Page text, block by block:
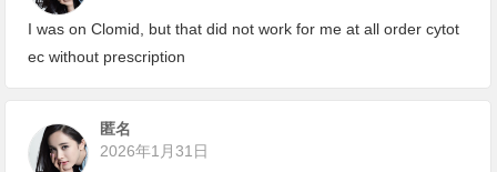
I was on Clomid, but that did not work for me at allorder cytot
ec without prescription
匿名
2026年1月31日